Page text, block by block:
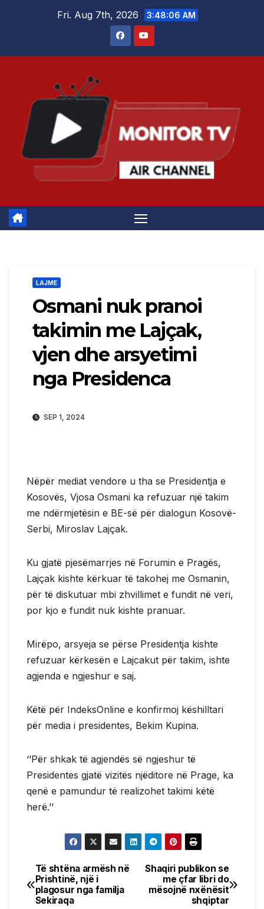
Fri. Aug 7th, 2026 3:48:06 AM
LAJME
Osmani nuk pranoi
takimin me Lajçak,
vjen dhe arsyetimi
nga Presidenca
SEP 1, 2024
Nëpër mediat vendore u tha se Presidentja e
Kosovës, Vjosa Osmani ka refuzuar një takim
me ndërmjetësin e BE-së për dialogun Kosovë-
Serbi, Miroslav Lajçak.
Ku gjatë pjesëmarrjes në Forumin e Pragës,
Lajçak kishte kërkuar të takohej me Osmanin,
për të diskutuar mbi zhvillimet e fundit në veri,
por kjo e fundit nuk kishte pranuar.
Mirëpo, arsyeja se përse Presidentja kishte
refuzuar kërkesën e Lajcakut për takim, ishte
agjenda e ngjeshur e saj.
Këtë për IndeksOnline e konfirmoj këshilltari
për media i presidentes, Bekim Kupina.
‘’Për shkak të agjendës së ngjeshur të
Presidentes gjatë vizitës njëditore në Prage, ka
qenë e pamundur të realizohet takimi këtë
herë.’’
Post
navigation
Shaqiri publikon se
me çfar libri do
mësojnë nxënësit
shqiptar
Të shtëna armësh në
Prishtinë, një i
plagosur nga familja
Sekiraqa